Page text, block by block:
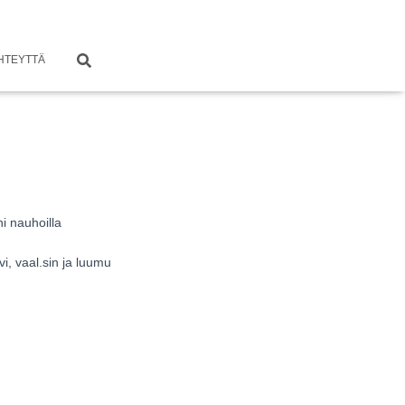
nauhoilla
vaal.sin ja luumu